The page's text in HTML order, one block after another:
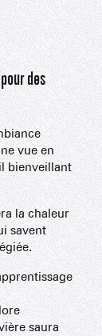
des
vue en
bienveillant
la chaleur
savent
saura